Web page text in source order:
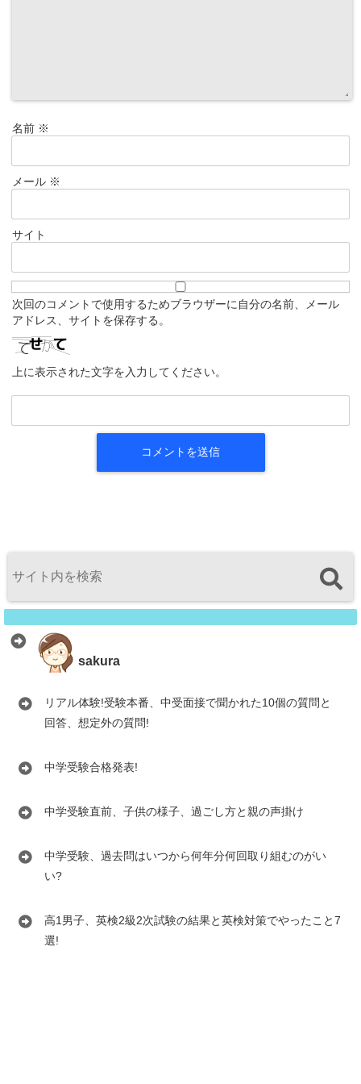
名前 ※
メール ※
サイト
次回のコメントで使用するためブラウザーに自分の名前、メール
アドレス、サイトを保存する。
上に表示された文字を入力してください。
sakura
リアル体験!受験本番、中受面接で聞かれた10個の質問と
回答、想定外の質問!
中学受験合格発表!
中学受験直前、子供の様子、過ごし方と親の声掛け
中学受験、過去問はいつから何年分何回取り組むのがい
い?
高1男子、英検2級2次試験の結果と英検対策でやったこと7
選!